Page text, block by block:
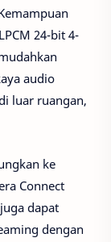
24-bit 4-
audio
luar ruangan,
ke
Connect
dapat
dengan